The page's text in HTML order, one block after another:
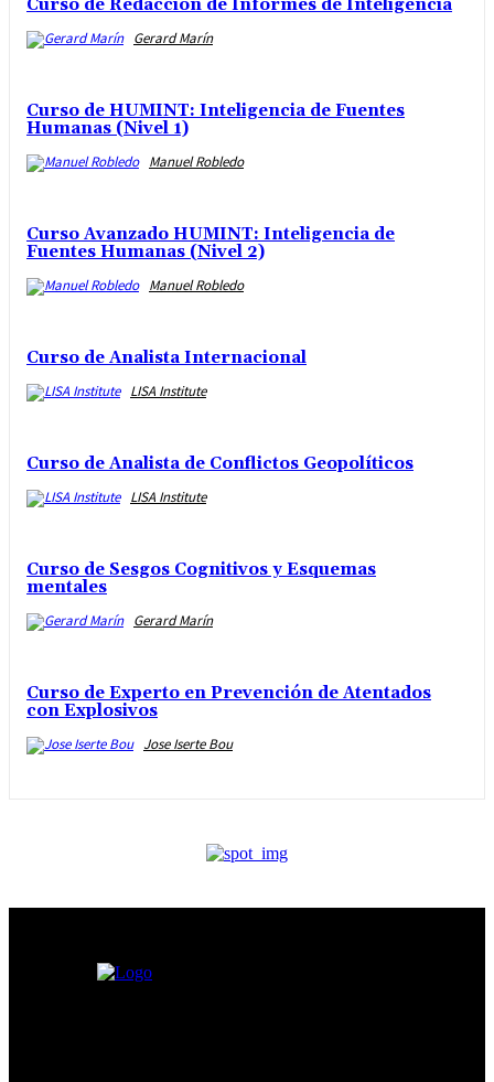
Curso de Redacción de Informes de Inteligencia
Gerard Marín
Curso de HUMINT: Inteligencia de Fuentes
Humanas (Nivel 1)
Manuel Robledo
Curso Avanzado HUMINT: Inteligencia de
Fuentes Humanas (Nivel 2)
Manuel Robledo
Curso de Analista Internacional
LISA Institute
Curso de Analista de Conflictos Geopolíticos
LISA Institute
Curso de Sesgos Cognitivos y Esquemas
mentales
Gerard Marín
Curso de Experto en Prevención de Atentados
con Explosivos
Jose Iserte Bou